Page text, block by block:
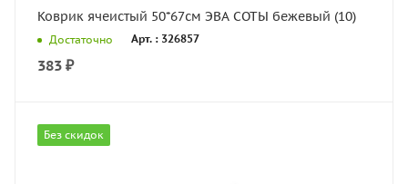
Коврик ячеистый 50*67см ЭВА СОТЫ бежевый (10)
Достаточно Арт. : 326857
383 ₽
Без скидок